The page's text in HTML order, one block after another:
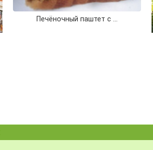
Печёночный паштет с …